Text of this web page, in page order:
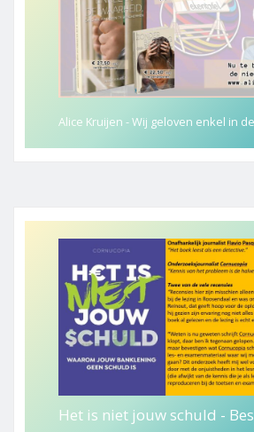
Alice Kruijen - Wij geloven enkel in
Het is niet jouw schuld -